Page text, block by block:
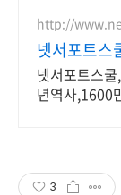
http://
넷서포트스
용자교육
넷서포트스
년역사,1600
3